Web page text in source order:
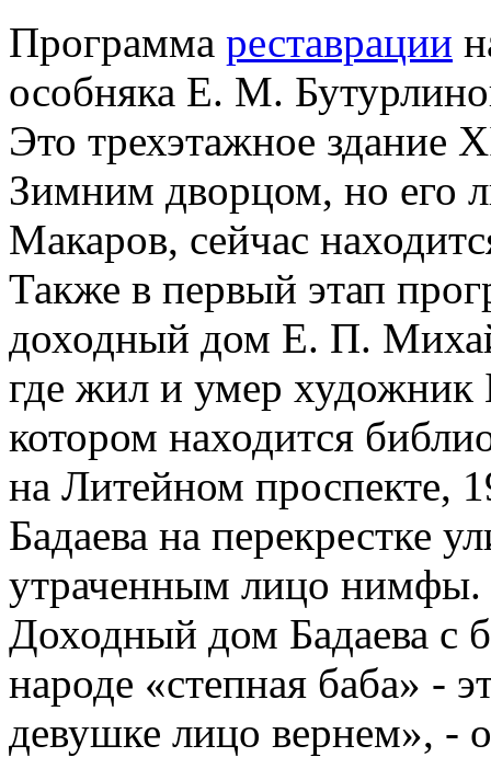
Программа реставрации
особняка Е. М.
Это трехэтажное здание
Зимним дворцом, но его
Макаров, сейчас
Также в первый этап
доходный дом Е. П.
где жил и умер
котором находится
на Литейном проспекте,
Бадаева на перекрестке
утраченным лицо
Доходный дом Бадаева с
народе «степная баба» -
девушке лицо вернем», -